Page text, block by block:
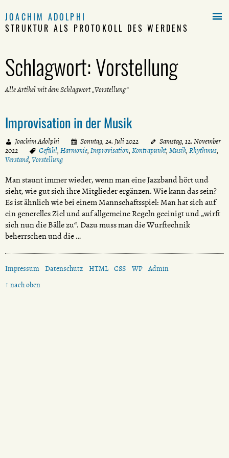
JOACHIM ADOLPHI
STRUKTUR ALS PROTOKOLL DES WERDENS
Schlagwort:Vorstellung
Alle Artikel mit dem Schlagwort „Vorstellung“
Improvisation in der Musik
Joachim Adolphi Sonntag, 24. Juli 2022
Samstag, 12. November
2022
Gefühl, Harmonie, Improvisation, Kontrapunkt, Musik, Rhythmus,
Verstand, Vorstellung
Man staunt immer wieder, wenn man eine Jazzband hört und
sieht, wie gut sich ihre Mitglieder ergänzen. Wie kann das sein?
Es ist ähnlich wie bei einem Mannschaftsspiel: Man hat sich auf
ein generelles Ziel und auf allgemeine Regeln geeinigt und „wirft
sich nun die Bälle zu“. Dazu muss man die Wurftechnik
beherrschen und die …

Impressum Datenschutz HTML CSS WP Admin
↑ nach oben